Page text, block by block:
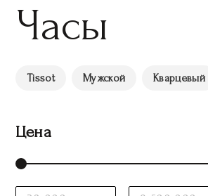
Часы
Tissot Мужской Кварцевый
Цена